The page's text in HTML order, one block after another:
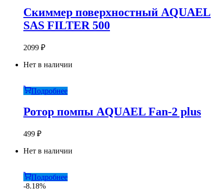
Скиммер поверхностный AQUAEL
SAS FILTER 500
2099 ₽
Нет в наличии
Подробнее
Ротор помпы AQUAEL Fan-2 plus
499 ₽
Нет в наличии
Подробнее
-8.18%